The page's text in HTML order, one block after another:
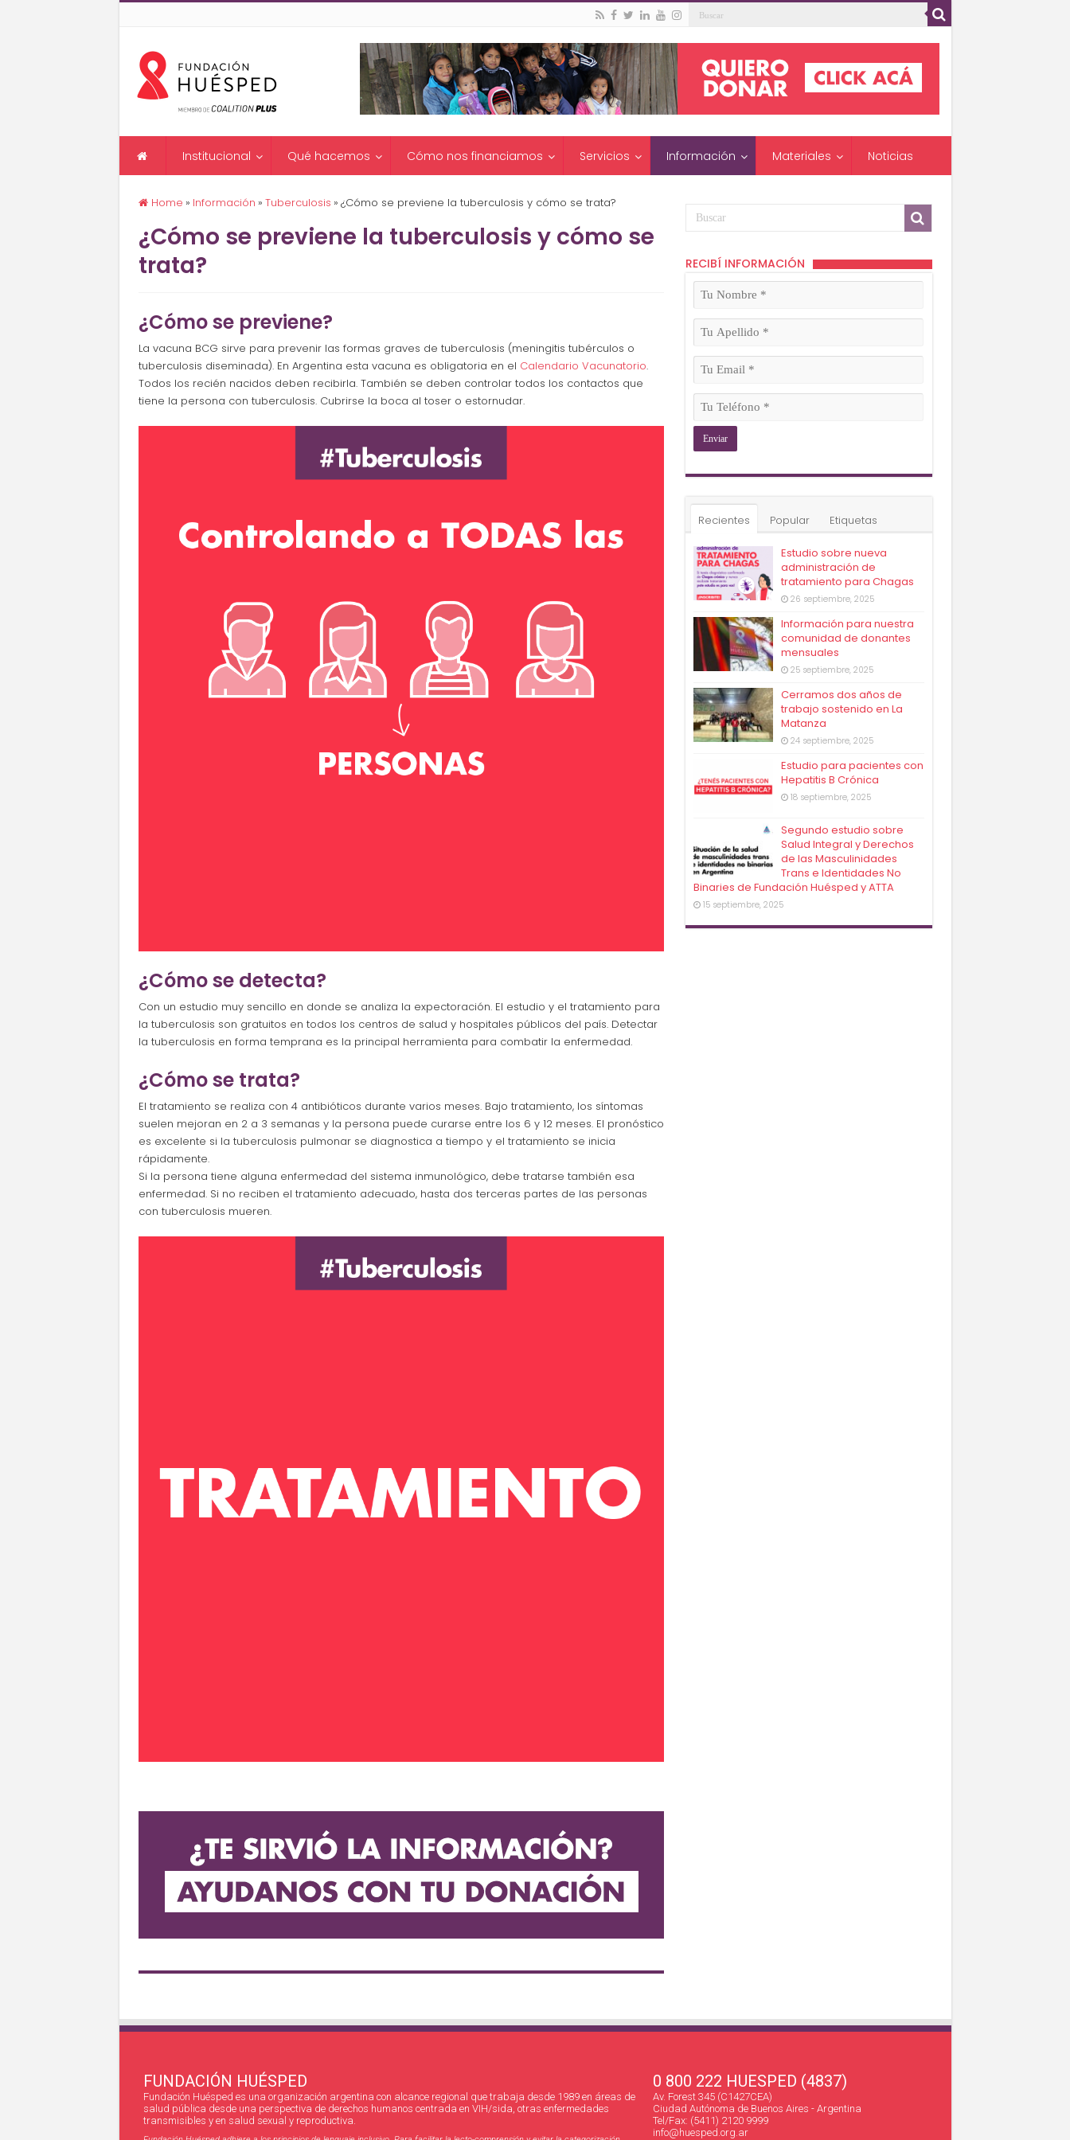
Institucional Qué hacemos Cómo nos financiamos Servicios Información Materiales Noticias
Home » Información » Tuberculosis » ¿Cómo se previene la tuberculosis y cómo se trata?
¿Cómo se previene la tuberculosis y cómo se
trata?
¿Cómo se previene?
La vacuna BCG sirve para prevenir las formas graves de tuberculosis (meningitis tubérculos o
tuberculosis diseminada). En Argentina esta vacuna es obligatoria en el Calendario Vacunatorio.
Todos los recién nacidos deben recibirla. También se deben controlar todos los contactos que
tiene la persona con tuberculosis. Cubrirse la boca al toser o estornudar.
¿Cómo se detecta?
Con un estudio muy sencillo en donde se analiza la expectoración. El estudio y el tratamiento para
la tuberculosis son gratuitos en todos los centros de salud y hospitales públicos del país. Detectar
la tuberculosis en forma temprana es la principal herramienta para combatir la enfermedad.
¿Cómo se trata?
El tratamiento se realiza con 4 antibióticos durante varios meses. Bajo tratamiento, los síntomas
suelen mejoran en 2 a 3 semanas y la persona puede curarse entre los 6 y 12 meses. El pronóstico
es excelente si la tuberculosis pulmonar se diagnostica a tiempo y el tratamiento se inicia
rápidamente.
Si la persona tiene alguna enfermedad del sistema inmunológico, debe tratarse también esa
enfermedad. Si no reciben el tratamiento adecuado, hasta dos terceras partes de las personas
con tuberculosis mueren.
RECIBÍ INFORMACIÓN
Tu
(Obligatorio)
Tu
Apellido
(Obligatorio)
Tu
(Obligatorio)
Tu
(Obligatorio)
Recientes Popular Etiquetas
Estudio sobre nueva
administración de
tratamiento para Chagas
26 septiembre, 2025
Información para nuestra
comunidad de donantes
mensuales
25 septiembre, 2025
Cerramos dos años de
trabajo sostenido en La
Matanza
24 septiembre, 2025
Estudio para pacientes con
Hepatitis B Crónica
18 septiembre, 2025
Segundo estudio sobre
Salud Integral y Derechos
de las Masculinidades
Trans e Identidades No
Binaries de Fundación Huésped y ATTA
15 septiembre, 2025
FUNDACIÓN HUÉSPED
Fundación Huésped es una organización argentina con alcance regional que trabaja desde 1989 en áreas de
salud pública desde una perspectiva de derechos humanos centrada en VIH/sida, otras enfermedades
transmisibles y en salud sexual y reproductiva.
0 800 222 HUESPED (4837)
Av. Forest 345 (C1427CEA)
Ciudad Autónoma de Buenos Aires - Argentina
Tel/Fax: (5411) 2120 9999
info@huesped.org.ar